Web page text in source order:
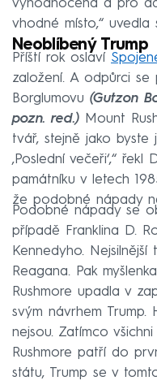
vyhodnocena a pro
vhodné místo,“ uvedla
Neoblíbený Trump
Příští rok oslaví
založení. A odpůrci se
Borglumovu (Gutzon
pozn. red.) Mount
tvář, stejně jako byste
‚Poslední večeři‘,“
památníku v letech
že podobné nápady
Podobné nápady se
případě Franklina D.
Kennedyho.
Reagana. Pak
Rushmore upadla v
svým návrhem Trump.
nejsou. Zatímco
Rushmore patří do
státu, Trump se v